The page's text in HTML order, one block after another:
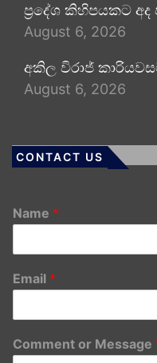
ප්‍රදේශ කිහිපයකට
August 6, 2026
අකිල විරාජ්
August 6, 2026
CONTACT US
Name *
Email *
Comment or Message